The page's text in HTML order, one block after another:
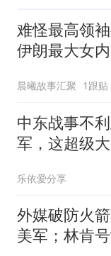
难怪最高领
伊朗最大女
晨曦故事汇聚 1跟贴
中东战事不
军，这超级
乐依爱分享
外媒破防火
美军；林肯